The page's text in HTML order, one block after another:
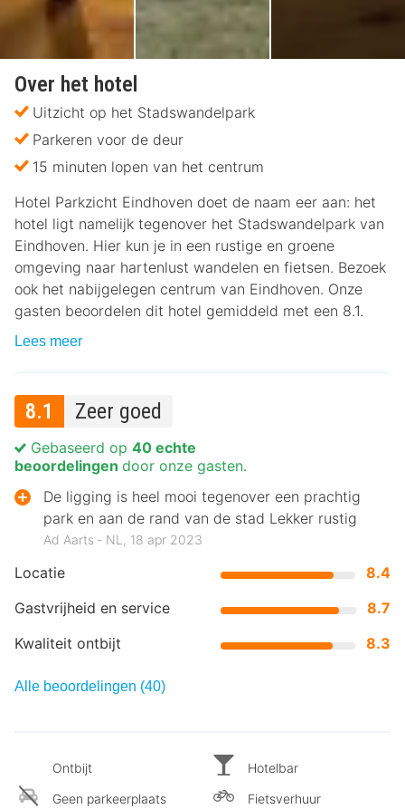
Over het hotel
Uitzicht op het Stadswandelpark
Parkeren voor de deur
15 minuten lopen van het centrum
Hotel Parkzicht Eindhoven doet de naam eer aan: het
hotel ligt namelijk tegenover het Stadswandelpark van
Eindhoven. Hier kun je in een rustige en groene
omgeving naar hartenlust wandelen en fietsen. Bezoek
ook het nabijgelegen centrum van Eindhoven. Onze
gasten beoordelen dit hotel gemiddeld met een 8.1.
Lees meer
8.1 Zeer goed
Locatie
8.4
Gastvrijheid en service
8.7
Kwaliteit ontbijt
8.3
Gebaseerd op 40 echte
beoordelingen door onze gasten.
De ligging is heel mooi tegenover een prachtig
park en aan de rand van de stad Lekker rustig
Ad Aarts ‐ NL, 18 apr 2023
Alle beoordelingen (40)
Ontbijt
Geen parkeerplaats
Hotelbar
Fietsverhuur